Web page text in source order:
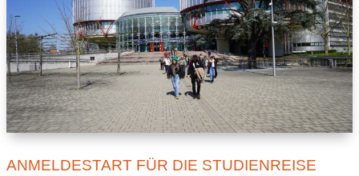
ANMELDESTART FÜR DIE STUDIENREISE